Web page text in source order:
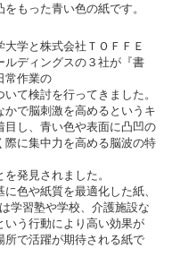
をもった青い色の紙です。
大学と株式会社ＴＯＦＦＥ
ルディングスの３社が『書
常作業の
て検討を行ってきました。
かで脳刺激を高めるというキ
目し、青い色や表面に凸凹の
際に集中力を高める脳波の特
発見されました。
に色や紙質を最適化した紙、
学習塾や学校、介護施設な
いう行動により高い効果が
所で活躍が期待される紙で